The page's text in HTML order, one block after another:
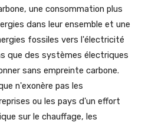
une consommation plus
dans leur ensemble et une
fossiles vers l'électricité
que des systèmes électriques
sans empreinte carbone.
n'exonère pas les
ou les pays d'un effort
sur le chauffage, les